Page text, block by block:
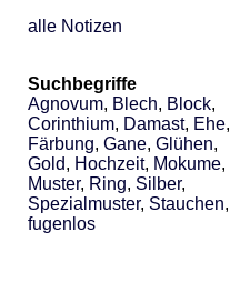
alle Notizen
Suchbegriffe
Agnovum, Blech, Block,
Corinthium, Damast, Ehe,
Färbung, Gane, Glühen,
Gold, Hochzeit, Mokume,
Muster, Ring, Silber,
Spezialmuster, Stauchen,
fugenlos